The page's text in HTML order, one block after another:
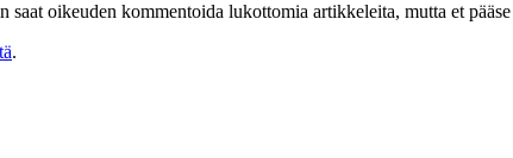
oikeuden kommentoida lukottomia artikkeleita, mutta et
.